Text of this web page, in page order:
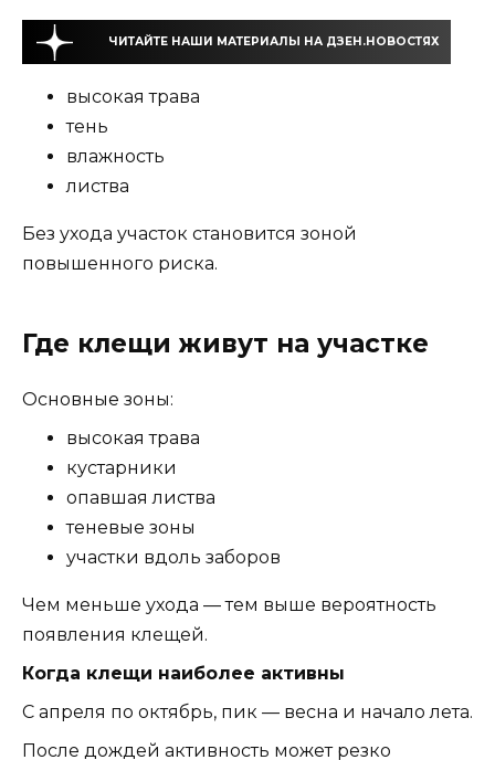
ЧИТАЙТЕ НАШИ МАТЕРИАЛЫ НА ДЗЕН.НОВОСТЯХ
высокая трава
тень
влажность
листва
Без ухода участок становится зоной
повышенного риска.
Где клещи живут на участке
Основные зоны:
высокая трава
кустарники
опавшая листва
теневые зоны
участки вдоль заборов
Чем меньше ухода — тем выше вероятность
появления клещей.
Когда клещи наиболее активны
С апреля по октябрь, пик — весна и начало лета.
После дождей активность может резко